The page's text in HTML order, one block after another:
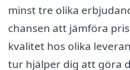
minst tre olika
chansen att jämföra
kvalitet hos olika
tur hjälper dig att göra